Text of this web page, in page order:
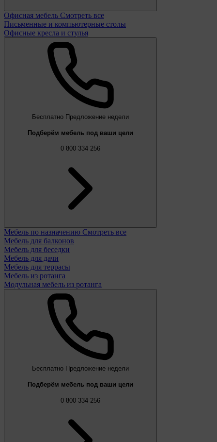
Офисная мебель Смотреть все
Письменные и компьютерные столы
Офисные кресла и стулья
Бесплатно Предложение недели
Подберём мебель под ваши цели
0 800 334 256
Мебель по назначению Смотреть все
Мебель для балконов
Мебель для беседки
Мебель для дачи
Мебель для террасы
Мебель из ротанга
Модульная мебель из ротанга
Бесплатно Предложение недели
Подберём мебель под ваши цели
0 800 334 256